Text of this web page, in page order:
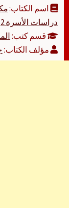
اسم الكتاب:
دراسات الأسرة 2
قسم كتب:
مؤلف الكتاب: